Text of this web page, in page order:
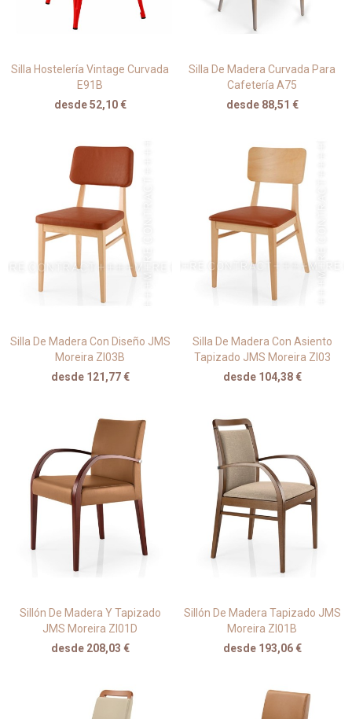
Silla Hostelería Vintage Curvada
E91B
desde 52,10 €
Silla De Madera Curvada Para
Cafetería A75
desde 88,51 €
Silla De Madera Con Diseño JMS
Moreira ZI03B
desde 121,77 €
Silla De Madera Con Asiento
Tapizado JMS Moreira ZI03
desde 104,38 €
Sillón De Madera Y Tapizado
JMS Moreira ZI01D
desde 208,03 €
Sillón De Madera Tapizado JMS
Moreira ZI01B
desde 193,06 €